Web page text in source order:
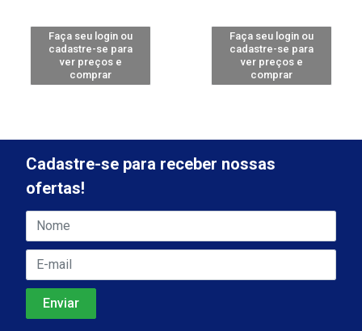
Faça seu login ou
cadastre-se para
ver preços e
comprar
Faça seu login ou
cadastre-se para
ver preços e
comprar
Cadastre-se para receber nossas
ofertas!